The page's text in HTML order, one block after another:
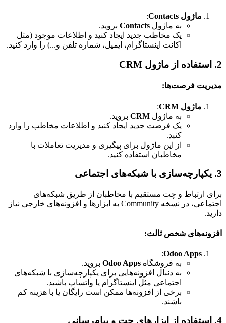
ماژول Contacts
:
به ماژول Contacts بروید.
یک مخاطب جدید ایجاد کنید و اطلاعات موجود (مثل
اکانت اینستاگرام، ایمیل، شماره تلفن و...) را وارد کنید.
2. استفاده از ماژول CRM
مدیریت فرصت‌ها:
ماژول CRM
:
به ماژول CRM بروید.
یک فرصت جدید ایجاد کنید و اطلاعات مخاطب را وارد
کنید.
از این ماژول برای پیگیری و مدیریت تعاملات با
مخاطبان استفاده کنید.
3. یکپارچه‌سازی با شبکه‌های اجتماعی
برای ارتباط و چت مستقیم با مخاطبان از طریق شبکه‌های
اجتماعی، در نسخه Community به ابزارها و افزونه‌های خارجی نیاز
دارید.
افزونه‌های شخص ثالث:
Odoo Apps
:
به فروشگاه Odoo Apps بروید.
به دنبال افزونه‌هایی برای یکپارچه‌سازی با شبکه‌های
اجتماعی مثل اینستاگرام یا واتساپ باشید.
برخی از افزونه‌ها ممکن است رایگان یا با هزینه کم
باشند.
4. استفاده از ابزارهای چت و پیام‌رسانی